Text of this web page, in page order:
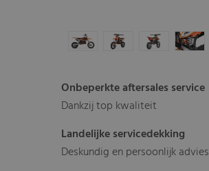
Onbeperkte aftersales service
Dankzij top kwaliteit
Landelijke servicedekking
Deskundig en persoonlijk advies